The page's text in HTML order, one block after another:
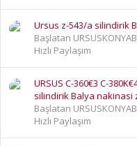
Ursus z-543/a silindirik
Başlatan
Hızlı Paylaşım
URSUS C-360€3 C-
silindirik Balya nakinasi
Başlatan
Hızlı Paylaşım